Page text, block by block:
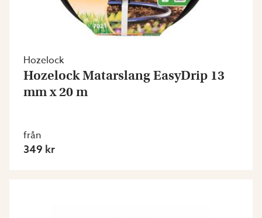
Hozelock
Hozelock Matarslang EasyDrip 13
mm x 20 m
från
349 kr